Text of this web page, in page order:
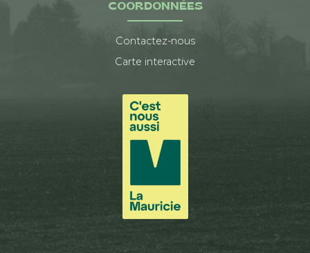
COORDONNÉES
Contactez-nous
Carte interactive